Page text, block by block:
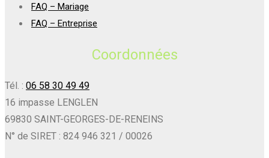
FAQ – Mariage
FAQ – Entreprise
Coordonnées
Tél. : 06 58 30 49 49
16 impasse LENGLEN
69830 SAINT-GEORGES-DE-RENEINS
N° de SIRET : 824 946 321 / 00026